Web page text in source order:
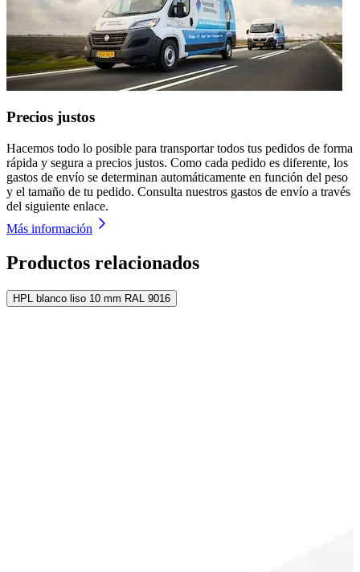
Precios justos
Hacemos todo lo posible para transportar todos tus pedidos de forma
rápida y segura a precios justos. Como cada pedido es diferente, los
gastos de envío se determinan automáticamente en función del peso
y el tamaño de tu pedido. Consulta nuestros gastos de envío a través
del siguiente enlace.
Más información
Productos relacionados
HPL blanco liso 10 mm RAL 9016